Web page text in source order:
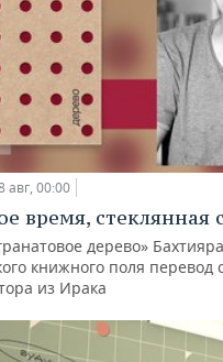
авг, 00:00
время, стеклянная
дерево»
книжного поля перевод
из Ирака